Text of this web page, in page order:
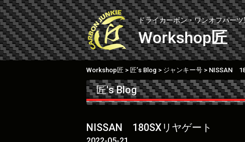
Skip
to
content
ドライカーボン・ワンオフパーツ
Workshop匠
Workshop匠 > 匠’s Blog > ジャンキー号 > NISSAN
匠's Blog
NISSAN 180SXリヤゲート